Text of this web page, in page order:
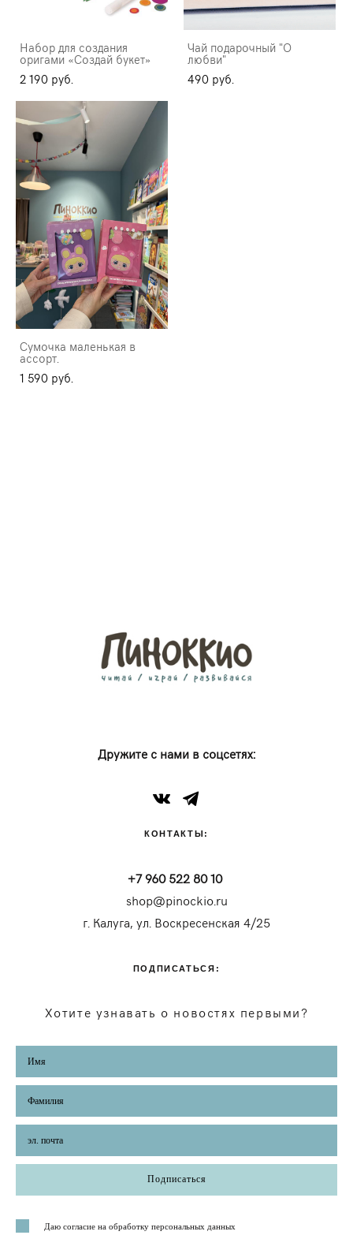
Набор для создания
оригами «Создай букет»
2 190 pуб.
Чай подарочный "О
любви"
490 pуб.
Сумочка маленькая в
ассорт.
1 590 pуб.
Дружите с нами в соцсетях:
КОНТАКТЫ:
+7 960 522 80 10
shop@pinockio.ru
г. Калуга, ул. Воскресенская 4/25
ПОДПИСАТЬСЯ:
Хотите узнавать о новостях первыми?
Подписаться
Даю согласие на обработку персональных данных